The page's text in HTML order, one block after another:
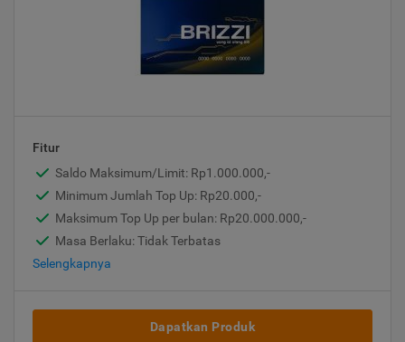
Fitur
Saldo Maksimum/Limit: Rp1.000.000,-
Minimum Jumlah Top Up: Rp20.000,-
Maksimum Top Up per bulan: Rp20.000.000,-
Masa Berlaku: Tidak Terbatas
Selengkapnya
Dapatkan Produk